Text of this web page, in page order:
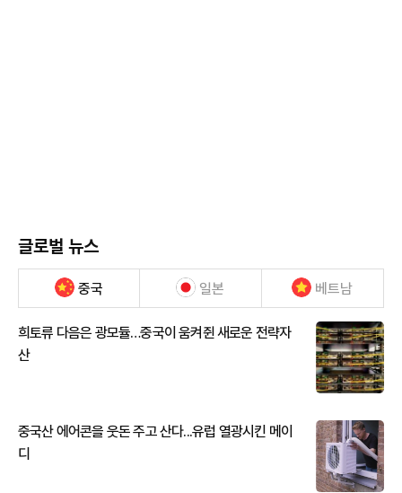
글로벌 뉴스
중국 일본 베트남
희토류 다음은 광모듈…중국이 움켜쥔 새로운 전략자
산
중국산 에어콘을 웃돈 주고 산다...유럽 열광시킨 메이
디